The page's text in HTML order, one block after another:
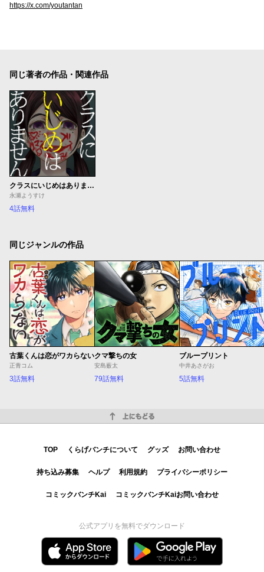
https://x.com/youtantan
同じ著者の作品・関連作品
クラスにいじめはありません
永瀬ようすけ
4話無料
同じジャンルの作品
古葉くんは恋がワカらない
正青コム
3話無料
クマ撃ちの女
安島薮太
79話無料
ブループリント
中井あさがお
5話無料
TOP くらげバンチについて グッズ お問い合わせ
持ち込み募集 ヘルプ 利用規約 プライバシーポリシー
コミックバンチKai コミックバンチKaiお問い合わせ
公式アプリを無料でダウンロード